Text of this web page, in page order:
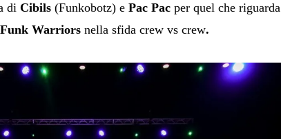
diCibils (Funkobotz) e Pac Pac per quel che riguarda
Funk Warriorsnella sfida crew vs crew.